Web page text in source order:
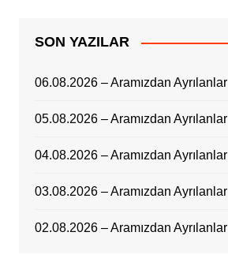
SON YAZILAR
06.08.2026 – Aramızdan Ayrılanlar
05.08.2026 – Aramızdan Ayrılanlar
04.08.2026 – Aramızdan Ayrılanlar
03.08.2026 – Aramızdan Ayrılanlar
02.08.2026 – Aramızdan Ayrılanlar